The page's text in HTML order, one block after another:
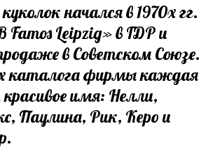
начался в 1970х гг.
Leipzig» в ГДР и
в Советском Союзе.
каталога фирмы каждая
имя: Нелли,
Паулина, Рик, Керо и